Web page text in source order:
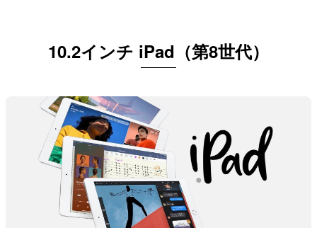
10.2インチ iPad（第8世代）